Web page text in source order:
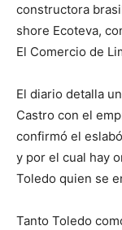
constructora
shore Ecoteva,
El Comercio de
El diario detalla
Castro con el
confirmó el
y por el cual hay
Toledo quien se
Tanto Toledo